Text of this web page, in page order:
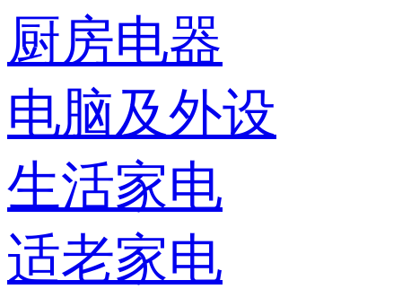
厨房电器
电脑及外设
生活家电
适老家电